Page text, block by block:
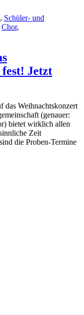
, Schüler- und
Chor,
Jetzt
das Weihnachtskonzert
(genauer:
bietet wirklich allen
Zeit
die Proben-Termine